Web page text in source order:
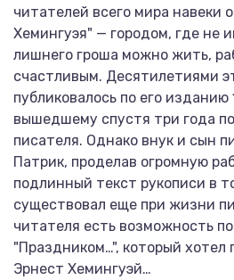
читателей всего мира навеки
Хемингуэя" — городом, где не
лишнего гроша можно жить,
счастливым. Десятилетиями
публиковалось по его изданию
вышедшему спустя три года
писателя. Однако внук и сын
Патрик, проделав огромную
подлинный текст рукописи в
существовал еще при жизни
читателя есть возможность
"Праздником…", который хотел
Эрнест Хемингуэй…